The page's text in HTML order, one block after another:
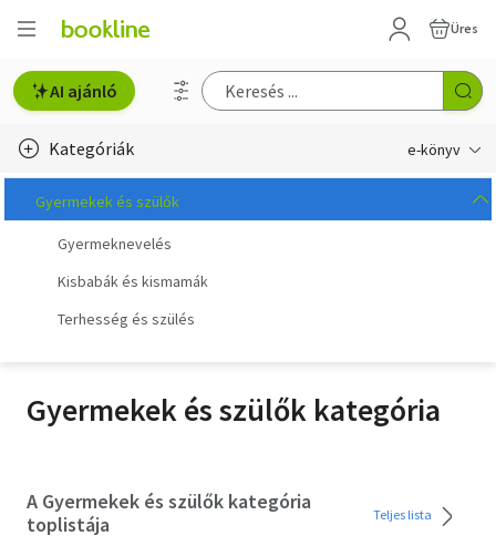
Üres
AI ajánló
Kategóriák e-könyv
e-könyv-olvasók
Életmód, egészség
Kert és lakás
Gyermekek és szülők
Gyermeknevelés
Kisbabák és kismamák
Terhesség és szülés
Gyermekek és szülők kategória
A Gyermekek és szülők kategória
toplistája
Teljes lista